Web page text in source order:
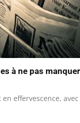
à ne pas
effervescence,